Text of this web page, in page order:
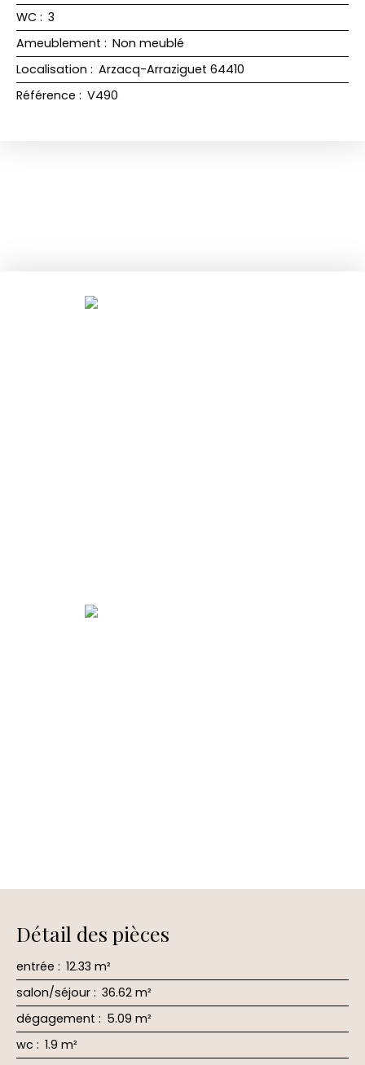
WC : 3
Ameublement : Non meublé
Localisation : Arzacq-Arraziguet 64410
Référence : V490
Détail des pièces
entrée : 12.33 m²
salon/séjour : 36.62 m²
dégagement : 5.09 m²
wc : 1.9 m²